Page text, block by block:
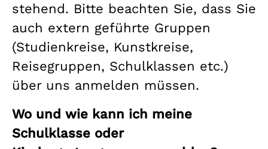
stehend. Bitte beachten Sie, dass Sie
auch extern geführte Gruppen
(Studienkreise, Kunstkreise,
Reisegruppen, Schulklassen etc.)
über uns anmelden müssen.
Wo und wie kann ich meine
Schulklasse oder